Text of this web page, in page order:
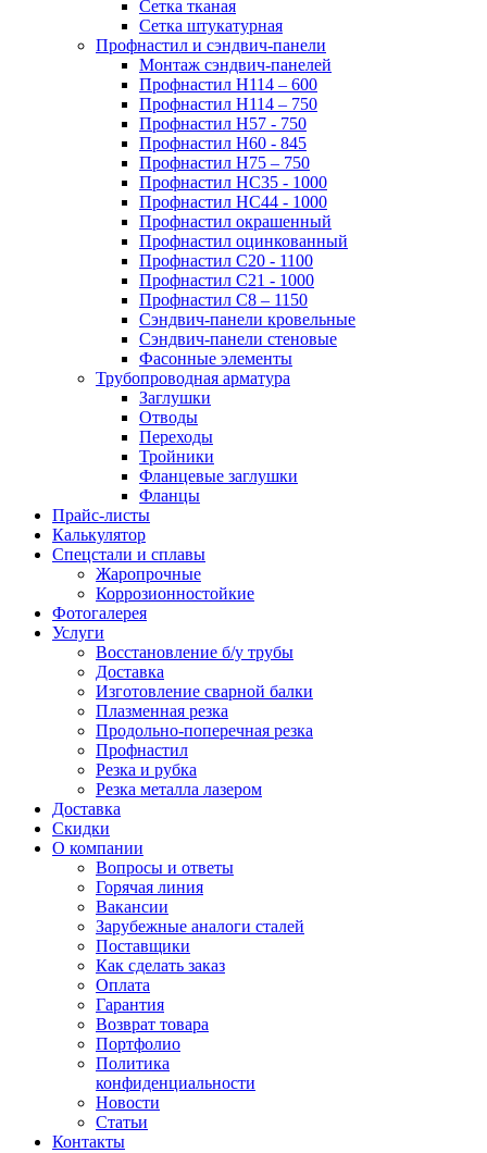
Сетка тканая
Сетка штукатурная
Профнастил и сэндвич-панели
Монтаж сэндвич-панелей
Профнастил Н114 – 600
Профнастил Н114 – 750
Профнастил Н57 - 750
Профнастил Н60 - 845
Профнастил Н75 – 750
Профнастил НС35 - 1000
Профнастил НС44 - 1000
Профнастил окрашенный
Профнастил оцинкованный
Профнастил С20 - 1100
Профнастил С21 - 1000
Профнастил С8 – 1150
Сэндвич-панели кровельные
Сэндвич-панели стеновые
Фасонные элементы
Трубопроводная арматура
Заглушки
Отводы
Переходы
Тройники
Фланцевые заглушки
Фланцы
Прайс-листы
Калькулятор
Спецстали и сплавы
Жаропрочные
Коррозионностойкие
Фотогалерея
Услуги
Восстановление б/у трубы
Доставка
Изготовление сварной балки
Плазменная резка
Продольно-поперечная резка
Профнастил
Резка и рубка
Резка металла лазером
Доставка
Скидки
О компании
Вопросы и ответы
Горячая линия
Вакансии
Зарубежные аналоги сталей
Поставщики
Как сделать заказ
Оплата
Гарантия
Возврат товара
Портфолио
Политика
конфиденциальности
Новости
Статьи
Контакты